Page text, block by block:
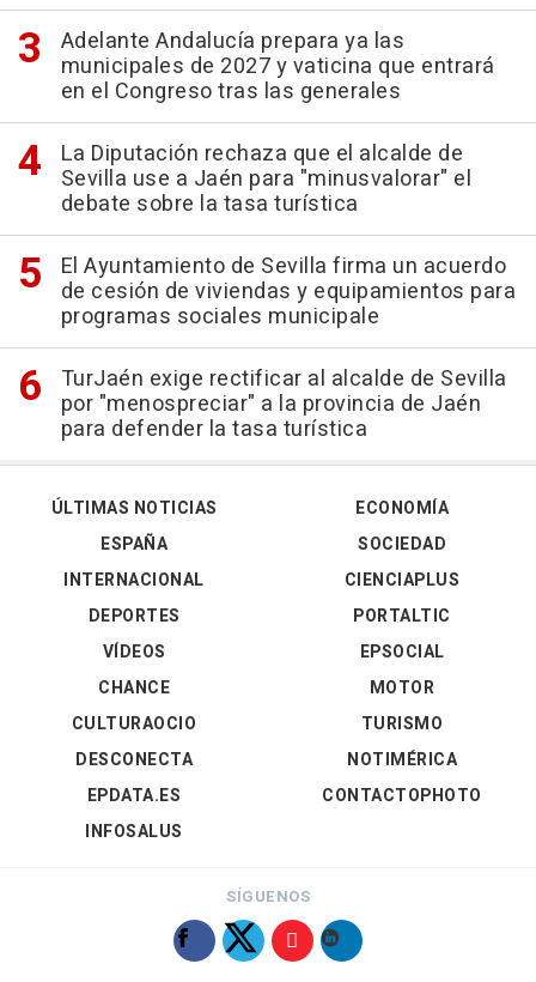
Adelante Andalucía prepara ya las
municipales de 2027 y vaticina que entrará
en el Congreso tras las generales
La Diputación rechaza que el alcalde de
Sevilla use a Jaén para "minusvalorar" el
debate sobre la tasa turística
El Ayuntamiento de Sevilla firma un acuerdo
de cesión de viviendas y equipamientos para
programas sociales municipale
TurJaén exige rectificar al alcalde de Sevilla
por "menospreciar" a la provincia de Jaén
para defender la tasa turística
ÚLTIMAS NOTICIAS
ESPAÑA
INTERNACIONAL
DEPORTES
VÍDEOS
ECONOMÍA
SOCIEDAD
CIENCIAPLUS
PORTALTIC
EPSOCIAL
CHANCE
CULTURAOCIO
DESCONECTA
EPDATA.ES
INFOSALUS
MOTOR
TURISMO
NOTIMÉRICA
CONTACTOPHOTO
SÍGUENOS